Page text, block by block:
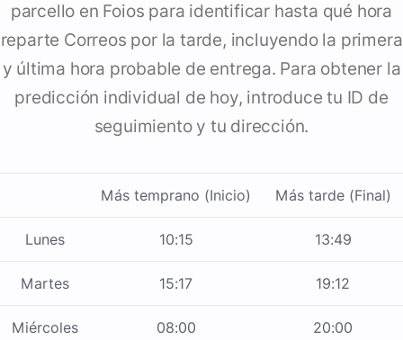
parcello en Foios para identificar hasta qué hora
reparte Correos por la tarde, incluyendo la primera
y última hora probable de entrega. Para obtener la
predicción individual de hoy, introduce tu ID de
seguimiento y tu dirección.
Más temprano (Inicio) Más tarde (Final)
Lunes 10:15 13:49
Martes 15:17 19:12
Miércoles 08:00 20:00